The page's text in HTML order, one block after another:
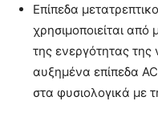
Επίπεδα
χρησιμοποιείται
της ενεργότητας της
αυξημένα επίπεδα
στα φυσιολογικά με